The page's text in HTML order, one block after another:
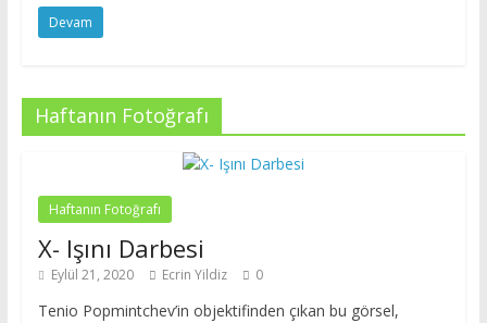
Devam
Haftanın Fotoğrafı
Haftanın Fotoğrafı
X- Işını Darbesi
Eylül 21, 2020 Ecrin Yildiz 0
Tenio Popmintchev’in objektifinden çıkan bu görsel,